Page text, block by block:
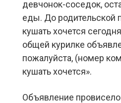
девчонок-соседок,
еды. До родительской
кушать хочется
общей курилке
пожалуйста, (номер
кушать хочется».
Объявление